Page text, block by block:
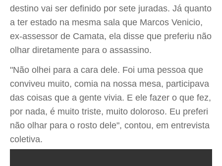
destino vai ser definido por sete juradas. Já quanto
a ter estado na mesma sala que Marcos Venicio,
ex-assessor de Camata, ela disse que preferiu não
olhar diretamente para o assassino.
"Não olhei para a cara dele. Foi uma pessoa que
conviveu muito, comia na nossa mesa, participava
das coisas que a gente vivia. E ele fazer o que fez,
por nada, é muito triste, muito doloroso. Eu preferi
não olhar para o rosto dele", contou, em entrevista
coletiva.